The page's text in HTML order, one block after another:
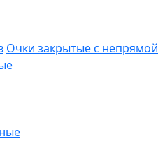
Очки закрытые с